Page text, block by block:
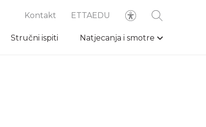
Kontakt ETTAEDU
Stručni ispiti Natjecanja i smotre